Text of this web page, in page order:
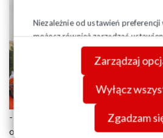
Niezależnie od ustawień preferencji
możesz również zarządzać
swojej przeglądarki. Więcej
danych znajdziesz wPolityce
Zarządzaj
Wyłącz
Zgadzam
- To skandal! Pokazali, że mają nas w
ogłoszeniu wyniku głosowania Piotr